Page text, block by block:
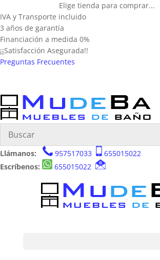
Elige tienda para comprar...
IVA y Transporte incluido
3 años de garantía
Financiación a medida 0%
¡¡Satisfacción Asegurada!!
Preguntas Frecuentes
Llámanos: 957517033
655015022
Escríbenos:
655015022